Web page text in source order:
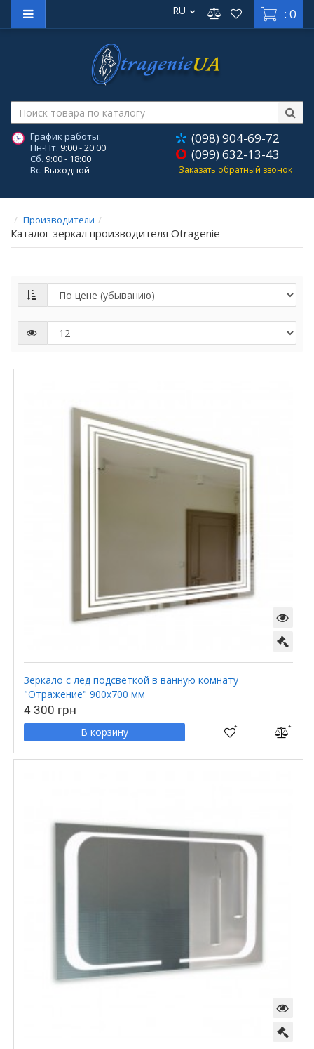
: 0
RU
График работы:
Пн-Пт. 9:00 - 20:00
Сб. 9:00 - 18:00
Вс. Выходной
(098) 904-69-72
(099) 632-13-43
Заказать обратный звонок
Производители
Каталог зеркал производителя Otragenie
Зеркало с лед подсветкой в ванную комнату
"Отражение" 900х700 мм
4 300 грн
В корзину